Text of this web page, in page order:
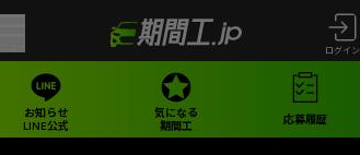
ログイン
お知らせ
LINE公式
気になる
期間工
応募履歴